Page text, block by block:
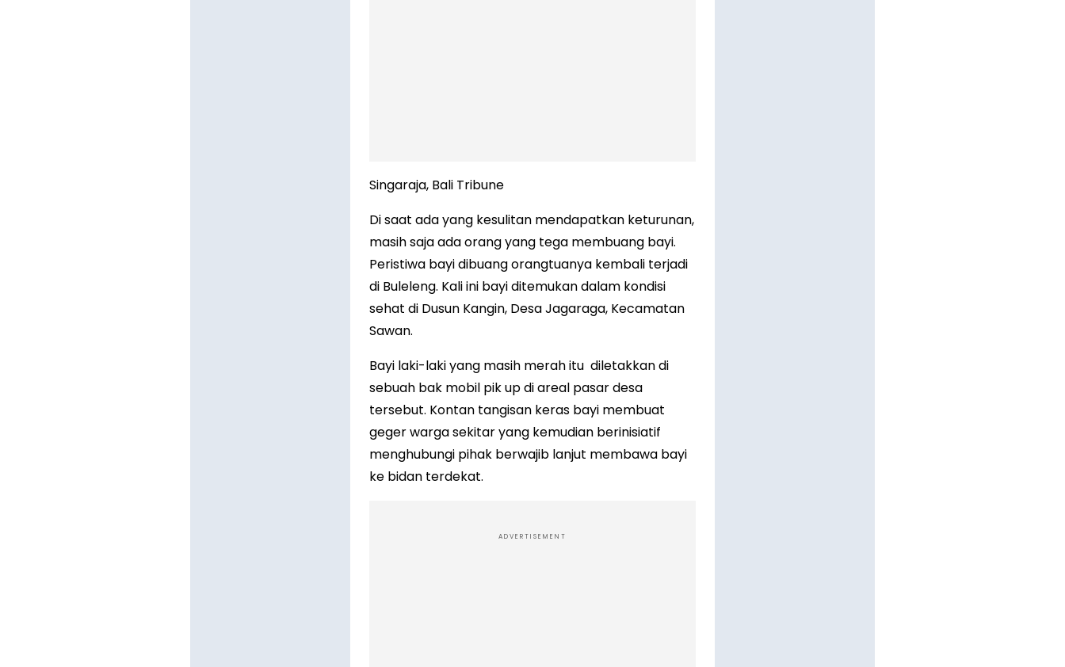
Singaraja, Bali Tribune
Di saat ada yang kesulitan mendapatkan keturunan,
masih saja ada orang yang tega membuang bayi.
Peristiwa bayi dibuang orangtuanya kembali terjadi
di Buleleng. Kali ini bayi ditemukan dalam kondisi
sehat di Dusun Kangin, Desa Jagaraga, Kecamatan
Sawan.
Bayi laki-laki yang masih merah itu diletakkan di
sebuah bak mobil pik up di areal pasar desa
tersebut. Kontan tangisan keras bayi membuat
geger warga sekitar yang kemudian berinisiatif
menghubungi pihak berwajib lanjut membawa bayi
ke bidan terdekat.
ADVERTISEMENT